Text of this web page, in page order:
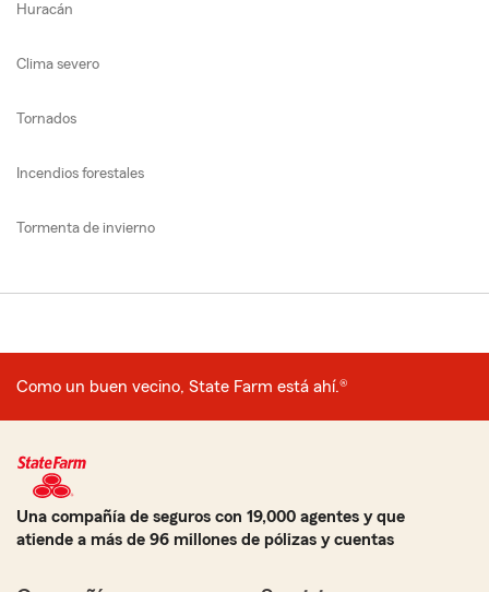
Huracán
Clima severo
Tornados
Incendios forestales
Tormenta de invierno
Como un buen vecino, State Farm está ahí.®
Una compañía de seguros con 19,000 agentes y que
atiende a más de 96 millones de pólizas y cuentas